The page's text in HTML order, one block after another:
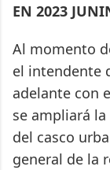
EN 2023
Al momento
el intendente
adelante con
se ampliará
del casco
general de la